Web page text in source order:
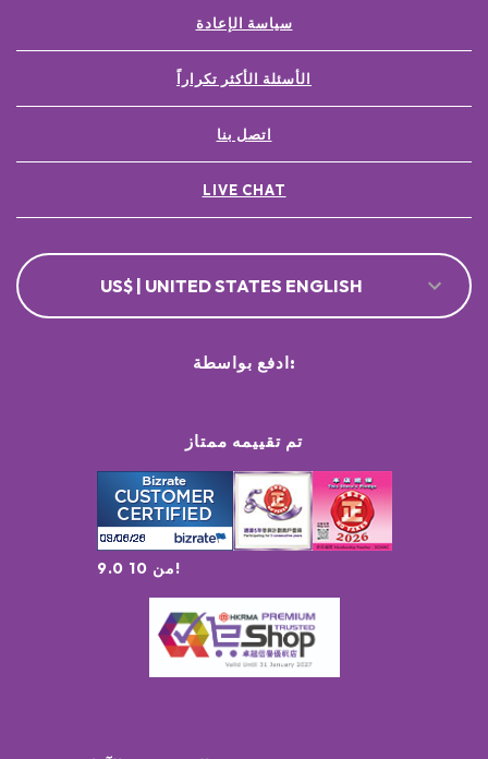
سياسة الإعادة
الأسئلة الأكثر تكراراً
اتصل بنا
LIVE CHAT
US$ | UNITED STATES ENGLISH
تم تقييمه ممتاز
9.0 من 10!
ادفع بواسطة: